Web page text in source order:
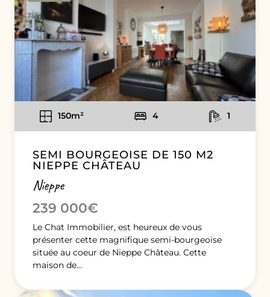
150m² 4 1
SEMI BOURGEOISE DE 150 M2
NIEPPE CHÂTEAU
Nieppe
239 000€
Le Chat Immobilier, est heureux de vous
présenter cette magnifique semi-bourgeoise
située au coeur de Nieppe Château. Cette
maison de...